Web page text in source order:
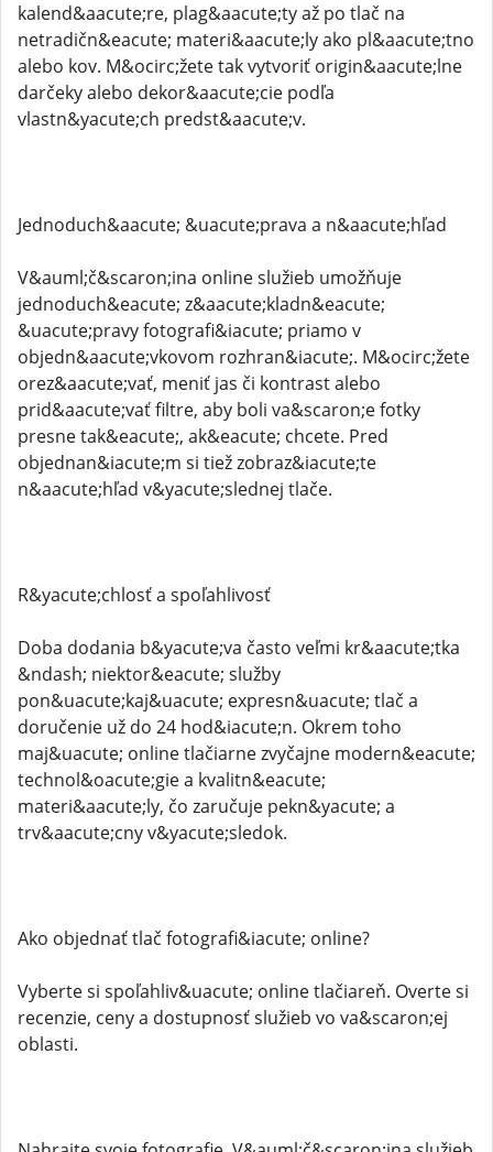
kalend&aacute;re, plag&aacute;ty až po tlač na
netradičn&eacute; materi&aacute;ly ako pl&aacute;tno
alebo kov. M&ocirc;žete tak vytvoriť origin&aacute;lne
darčeky alebo dekor&aacute;cie podľa
vlastn&yacute;ch predst&aacute;v.
Jednoduch&aacute; &uacute;prava a n&aacute;hľad
V&auml;č&scaron;ina online služieb umožňuje
jednoduch&eacute; z&aacute;kladn&eacute;
&uacute;pravy fotografi&iacute; priamo v
objedn&aacute;vkovom rozhran&iacute;. M&ocirc;žete
orez&aacute;vať, meniť jas či kontrast alebo
prid&aacute;vať filtre, aby boli va&scaron;e fotky
presne tak&eacute;, ak&eacute; chcete. Pred
objednan&iacute;m si tiež zobraz&iacute;te
n&aacute;hľad v&yacute;slednej tlače.
R&yacute;chlosť a spoľahlivosť
Doba dodania b&yacute;va často veľmi kr&aacute;tka
&ndash; niektor&eacute; služby
pon&uacute;kaj&uacute; expresn&uacute; tlač a
doručenie už do 24 hod&iacute;n. Okrem toho
maj&uacute; online tlačiarne zvyčajne modern&eacute;
technol&oacute;gie a kvalitn&eacute;
materi&aacute;ly, čo zaručuje pekn&yacute; a
trv&aacute;cny v&yacute;sledok.
Ako objednať tlač fotografi&iacute; online?
Vyberte si spoľahliv&uacute; online tlačiareň. Overte si
recenzie, ceny a dostupnosť služieb vo va&scaron;ej
oblasti.